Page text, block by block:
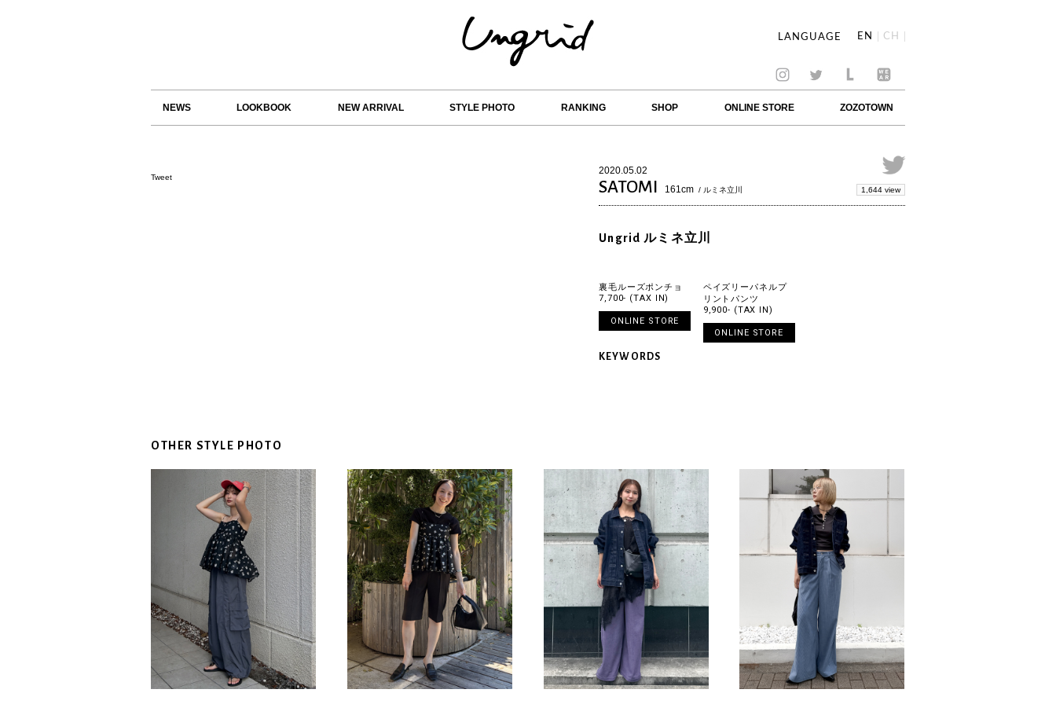
LANGUAGE EN CH
NEWS LOOKBOOK NEW ARRIVAL STYLE PHOTO RANKING SHOP ONLINE STORE ZOZOTOWN
Tweet
2020.05.02
SATOMI 161cm / ルミネ立川 1,644 view
Ungrid ルミネ立川
裏毛ルーズポンチョ
7,700- (TAX IN)
ONLINE STORE
ペイズリーパネルプ
リントパンツ
9,900- (TAX IN)
ONLINE STORE
KEYWORDS
OTHER STYLE PHOTO